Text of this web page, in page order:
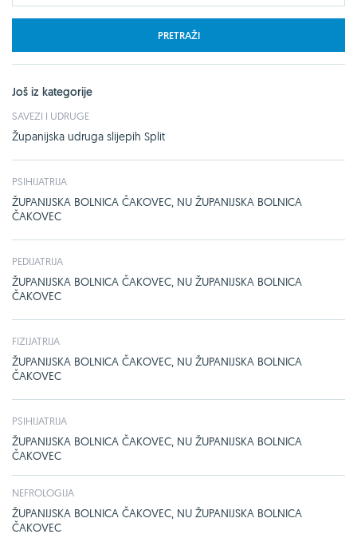
PRETRAŽI
Još iz kategorije
SAVEZI I UDRUGE
Županijska udruga slijepih Split
PSIHIJATRIJA
ŽUPANIJSKA BOLNICA ČAKOVEC, NU ŽUPANIJSKA BOLNICA
ČAKOVEC
PEDIJATRIJA
ŽUPANIJSKA BOLNICA ČAKOVEC, NU ŽUPANIJSKA BOLNICA
ČAKOVEC
FIZIJATRIJA
ŽUPANIJSKA BOLNICA ČAKOVEC, NU ŽUPANIJSKA BOLNICA
ČAKOVEC
PSIHIJATRIJA
ŽUPANIJSKA BOLNICA ČAKOVEC, NU ŽUPANIJSKA BOLNICA
ČAKOVEC
NEFROLOGIJA
ŽUPANIJSKA BOLNICA ČAKOVEC, NU ŽUPANIJSKA BOLNICA
ČAKOVEC